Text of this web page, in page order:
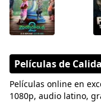
Películas de
Películas online en
1080p, audio latino,